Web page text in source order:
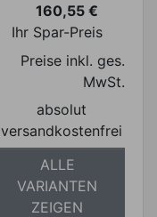
Preis
160,55 €
Ihr Spar-Preis
Preise inkl. ges.
MwSt.
absolut
versandkostenfrei
ALLE
VARIANTEN
ZEIGEN